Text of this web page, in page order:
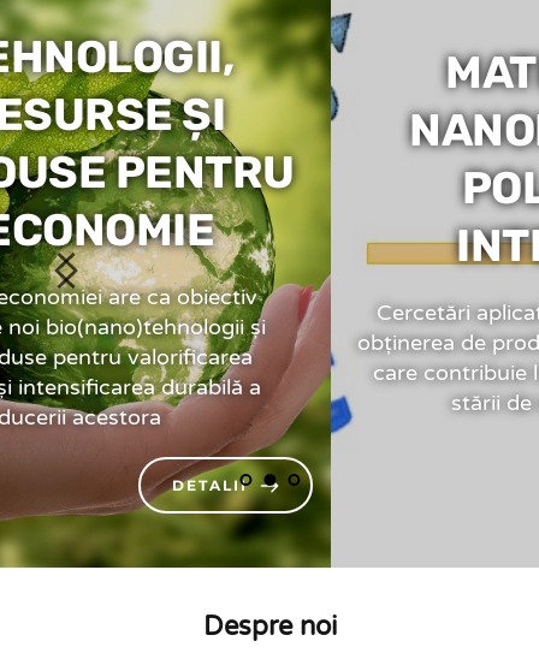
MATERIALE ȘI
NANOMATERIALE
POLIMERICE
INTELIGENTE
Cercetări aplicative și fundamentale pentru
obținerea de produse competitive la nivel UE și
care contribuie la creșterea calității vieții și a
stării de sănătate a populației
Despre noi